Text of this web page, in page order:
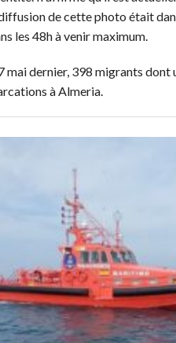
de cette photo était
les 48h à venir maximum.
mai dernier, 398 migrants dont
à Almeria.